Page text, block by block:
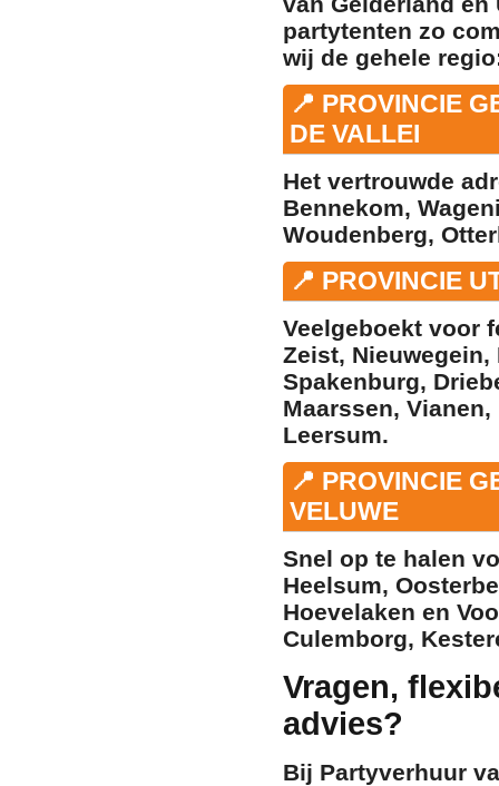
partytenten zo
wij de gehele
📍 PROVINCIE
DE VALLEI
Het vertrouwde
Bennekom,
Woudenberg,
📍 PROVINCIE
Veelgeboekt voor
Zeist, Nieuwegein,
Spakenburg,
Maarssen, Vianen,
Leersum.
📍 PROVINCIE
VELUWE
Snel op te halen
Heelsum,
Hoevelaken en
Culemborg,
Vragen,
advies?
Bij Partyverhuur